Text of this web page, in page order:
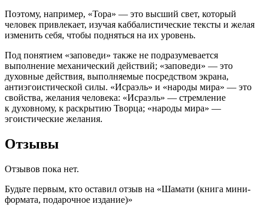
Поэтому, например, «Тора» — это высший свет, который
человек привлекает, изучая каббалистические тексты и желая
изменить себя, чтобы подняться на их уровень.
Под понятием «заповеди» также не подразумевается
выполнение механический действий; «заповеди» — это
духовные действия, выполняемые посредством экрана,
антиэгоистической силы. «Исраэль» и «народы мира» — это
свойства, желания человека: «Исраэль» — стремление
к духовному, к раскрытию Творца; «народы мира» —
эгоистические желания.
Отзывы
Отзывов пока нет.
Будьте первым, кто оставил отзыв на «Шамати (книга мини-
формата, подарочное издание)»